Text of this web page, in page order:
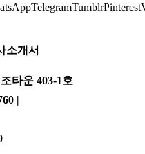
TelegramTumblrPinterest
소개서
타운 403-1호
|